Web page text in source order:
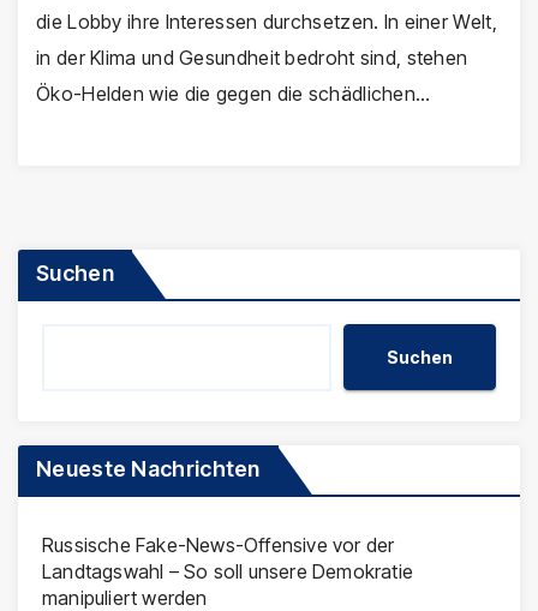
die Lobby ihre Interessen durchsetzen. In einer Welt,
in der Klima und Gesundheit bedroht sind, stehen
Öko-Helden wie die gegen die schädlichen…
Suchen
Suchen
Neueste Nachrichten
Russische Fake-News-Offensive vor der
Landtagswahl – So soll unsere Demokratie
manipuliert werden